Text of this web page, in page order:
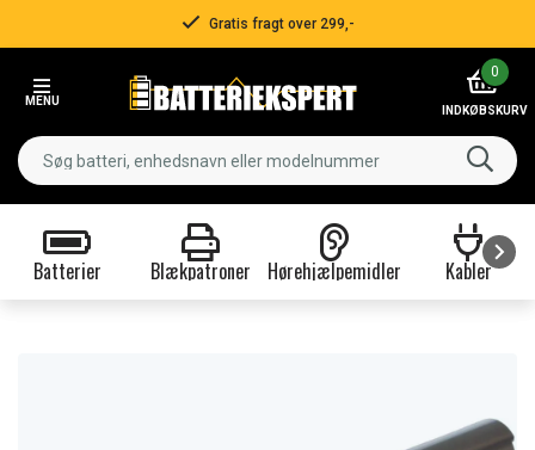
Gratis fragt over 299,-
MENU
0
INDKØBSKURV
Batterier Blækpatroner Hørehjælpemidler Kabler